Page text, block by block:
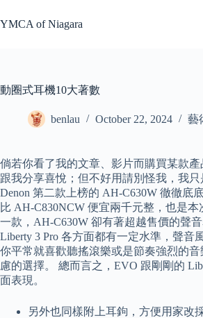
to
content
YMCA of Niagara
動圈式耳機10大著數
benlau October 22, 2024 藝
倘若你看了我的文章、影片而購買某款
跟我分享喜悅；但不好用請別怪我，我只
Denon 第二款上榜的 AH-C630W 徹徹底
比 AH-C830NCW 便宜兩千元整，也是
一款，AH-C630W 卻有著超越售價的聲
Liberty 3 Pro 各方面都有一定水準，聲音
你平常就喜歡聽搖滾樂或是節奏強烈的
慮的選擇。 總而言之，EVO 跟剛剛的
面表現。
另外也同樣附上耳鉤，方便用家改